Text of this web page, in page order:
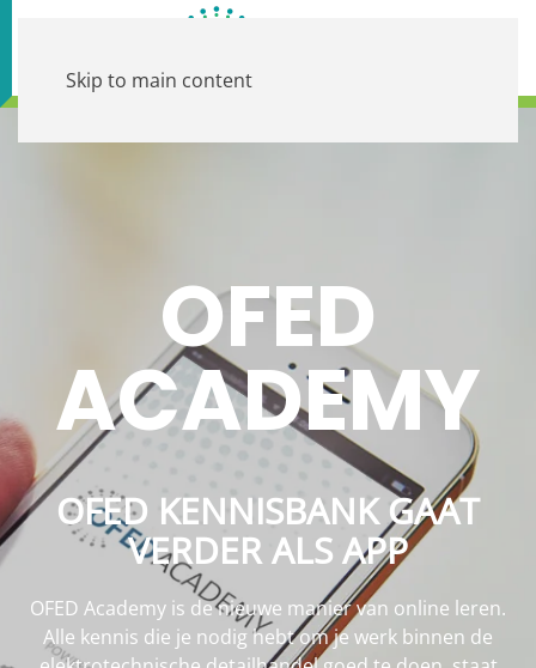
Skip to main content
OFED
ACADEMY
OFED KENNISBANK GAAT
VERDER ALS APP
OFED Academy is de nieuwe manier van online leren.
Alle kennis die je nodig hebt om je werk binnen de